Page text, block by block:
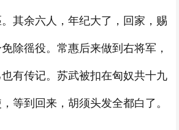
其余六人，年纪大了，回家，赐
除徭役。常惠后来做到右将军，
有传记。苏武被扣在匈奴共十九
等到回来，胡须头发全都白了。